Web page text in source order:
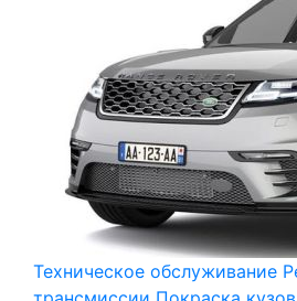
Техническое обслуживание